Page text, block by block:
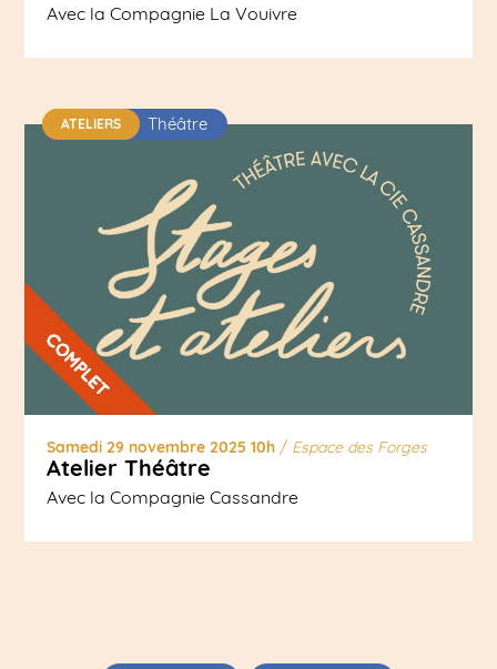
Avec la Compagnie La Vouivre
Samedi 29 novembre 2025 10h/ Espace des Forges
Atelier Théâtre
Avec la Compagnie Cassandre
ATELIERS Théâtre